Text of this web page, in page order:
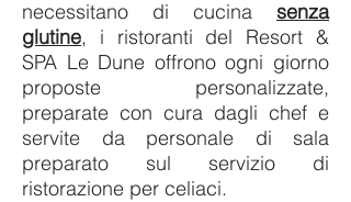
necessitano di cucina senza
glutine, i ristoranti del Resort &
SPA Le Dune offrono ogni giorno
proposte personalizzate,
preparate con cura dagli chef e
servite da personale di sala
preparato sul servizio di
ristorazione per celiaci.